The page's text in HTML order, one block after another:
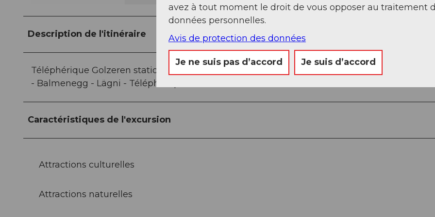
Description de l'itinéraire
Téléphérique Golzeren station de montagne - Golzeren Seewen - cabane Windgällen AACZ
- Balmenegg - Lägni - Téléphérique Golzeren station de vallée
Caractéristiques de l'excursion
Attractions culturelles
Attractions naturelles
avez à tout moment le droit de vous opposer au traitement
données personnelles.
Avis de protection des données
Je ne suis pas d’accord Je suis d’accord